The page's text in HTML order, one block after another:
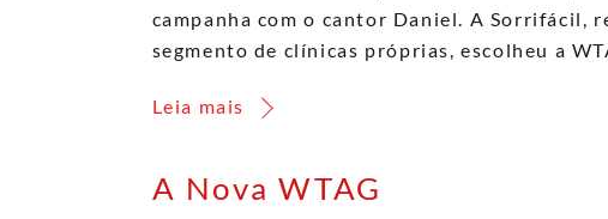
campanha com o cantor Daniel. A Sorrifácil,
segmento de clínicas próprias, escolheu a
Leia mais
A Nova WTAG